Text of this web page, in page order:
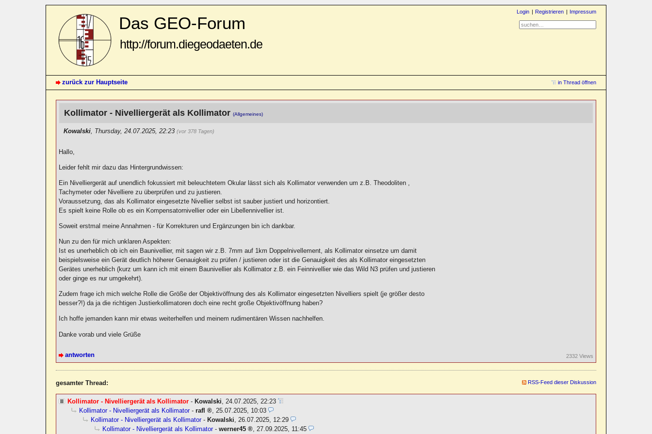
Das GEO-Forum
http://forum.diegeodaeten.de
Login Registrieren Impressum
zurück zur Hauptseite in Thread öffnen
Kollimator - Nivelliergerät als Kollimator(Allgemeines)
Kowalski Thursday, 24.07.2025, 22:23(vor 378 Tagen)
Hallo,
Leider fehlt mir dazu das Hintergrundwissen:
Ein Nivelliergerät auf unendlich fokussiert mit beleuchtetem Okular lässt sich als Kollimator verwenden um z.B. Theodoliten ,
Tachymeter oder Nivelliere zu überprüfen und zu justieren.
Voraussetzung, das als Kollimator eingesetzte Nivellier selbst ist sauber justiert und horizontiert.
Es spielt keine Rolle ob es ein Kompensatornivellier oder ein Libellennivellier ist.
Soweit erstmal meine Annahmen - für Korrekturen und Ergänzungen bin ich dankbar.
Nun zu den für mich unklaren Aspekten:
Ist es unerheblich ob ich ein Baunivellier, mit sagen wir z.B. 7mm auf 1km Doppelnivellement, als Kollimator einsetze um damit
beispielsweise ein Gerät deutlich höherer Genauigkeit zu prüfen / justieren oder ist die Genauigkeit des als Kollimator eingesetzten
Gerätes unerheblich (kurz um kann ich mit einem Baunivellier als Kollimator z.B. ein Feinnivellier wie das Wild N3 prüfen und justieren
oder ginge es nur umgekehrt).
Zudem frage ich mich welche Rolle die Größe der Objektivöffnung des als Kollimator eingesetzten Nivelliers spielt (je größer desto
besser?!) da ja die richtigen Justierkollimatoren doch eine recht große Objektivöffnung haben?
Ich hoffe jemanden kann mir etwas weiterhelfen und meinem rudimentären Wissen nachhelfen.
Danke vorab und viele Grüße
antworten 2332 Views
gesamter Thread: RSS-Feed dieser Diskussion
Kollimator - Nivelliergerät als Kollimator -Kowalski
24.07.2025, 22:23
Kollimator - Nivelliergerät als Kollimator-rafl
25.07.2025, 10:03
Kollimator - Nivelliergerät als Kollimator-Kowalski
26.07.2025, 12:29
Kollimator - Nivelliergerät als Kollimator-werner45 27.09.2025, 11:45